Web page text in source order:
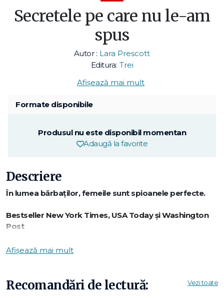
Secretele pe care nu le-am
spus
Autor : Lara Prescott
Editura: Trei
Afișează mai mult
Formate disponibile
Produsul nu este disponibil momentan
Adaugă la favorite
Descriere
În lumea bărbaţilor, femeile sunt spioanele perfecte.
Bestseller New York Times, USA Today şi Washington
Post
O capodoperă interzisă
lumină nefavorabilă. Temându-se de puterea ei subversivă,
sovieticii hotărăsc să-i blocheze publicarea, dar în restul
Afișează mai mult
Recomandări de lectură: Vezi toate